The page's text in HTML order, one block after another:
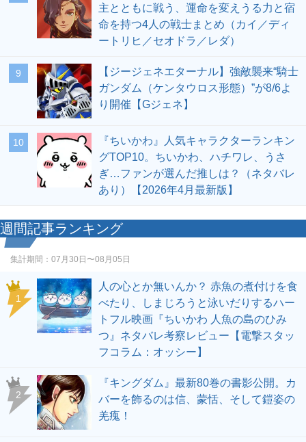
主とともに戦う、運命を変えうる力と宿
命を持つ4人の戦士まとめ（カイ／ディ
ートリヒ／セオドラ／レダ）
9
【ジージェネエターナル】強敵襲来“騎士
ガンダム（ケンタウロス形態）”が8/6よ
り開催【Gジェネ】
10
『ちいかわ』人気キャラクターランキン
グTOP10。ちいかわ、ハチワレ、うさ
ぎ…ファンが選んだ推しは？（ネタバレ
あり）【2026年4月最新版】
週間記事ランキング
集計期間： 07月30日〜08月05日
1
人の心とか無いんか？ 赤魚の煮付けを食
べたり、しまじろうと泳いだりするハー
トフル映画『ちいかわ 人魚の島のひみ
つ』ネタバレ考察レビュー【電撃スタッ
フコラム：オッシー】
2
『キングダム』最新80巻の書影公開。カ
バーを飾るのは信、蒙恬、そして鎧姿の
羌瘣！